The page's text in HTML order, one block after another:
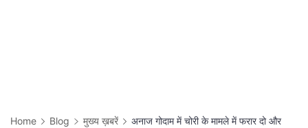
Home Blog मुख्य ख़बरें
अनाज गोदाम में चोरी के मामले में फरार दो और